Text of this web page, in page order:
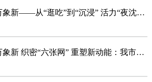
聚力“十五五” 沈阳万象新——从“逛吃”到“沉浸” 活力“夜沈阳”持续上新
聚力“十五五” 沈阳万象新 织密“六张网” 重塑新动能：我市落子新一代通信网 赋能“数智”跃升